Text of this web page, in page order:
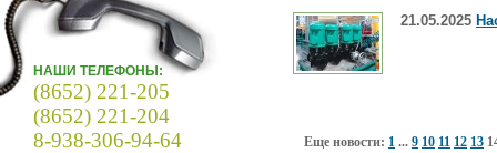
НАШИ ТЕЛЕФОНЫ:
(8652) 221-205
(8652) 221-204
8-938-306-94-64
21.05.2025
Еще новости: 1 ... 9 10 11 12 13